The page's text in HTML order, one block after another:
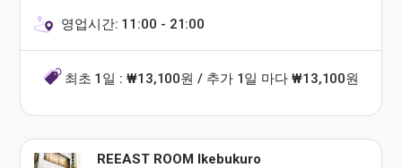
영업시간: 11:00 - 21:00
최초 1일 : ₩13,100원 / 추가 1일 마다 ₩13,100원
REEAST ROOM Ikebukuro